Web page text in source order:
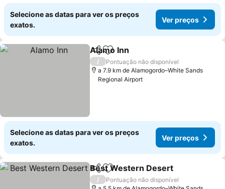
Selecione as datas para ver os preços
exatos.
Ver preços
PartilharAdicionar aos favoritos
Alamo Inn
/
Pontuação não disponível
a 7.9 km de Alamogordo–White Sands
Regional Airport
Selecione as datas para ver os preços
exatos.
Ver preços
PartilharAdicionar aos favoritos
Best Western Desert
/
Pontuação não disponível